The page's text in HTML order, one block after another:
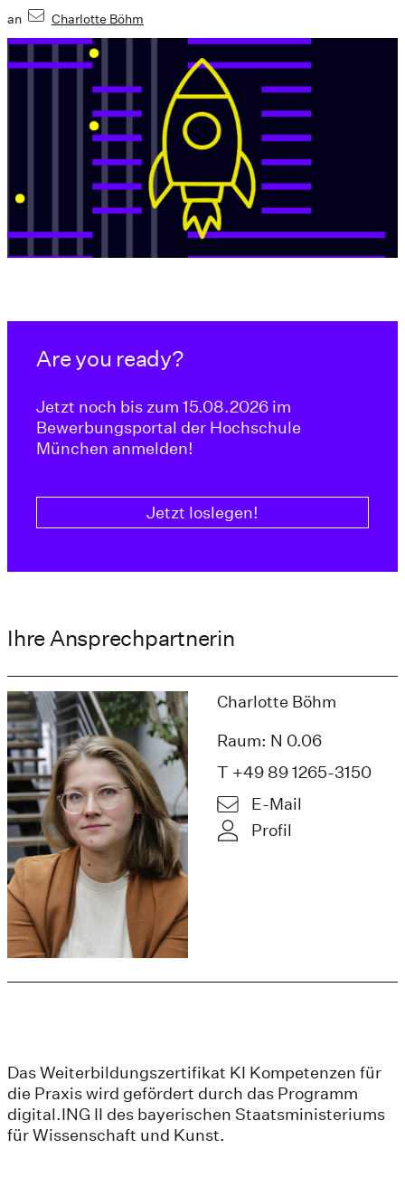
an Charlotte Böhm
Are you ready?
Jetzt noch bis zum 15.08.2026 im
Bewerbungsportal der Hochschule
München anmelden!
Jetzt loslegen!
Ihre Ansprechpartnerin
Charlotte Böhm
Raum: N 0.06
T +49 89 1265-3150
E-Mail
Profil
Das Weiterbildungszertifikat KI Kompetenzen für
die Praxis wird gefördert durch das Programm
digital.ING II des bayerischen Staatsministeriums
für Wissenschaft und Kunst.